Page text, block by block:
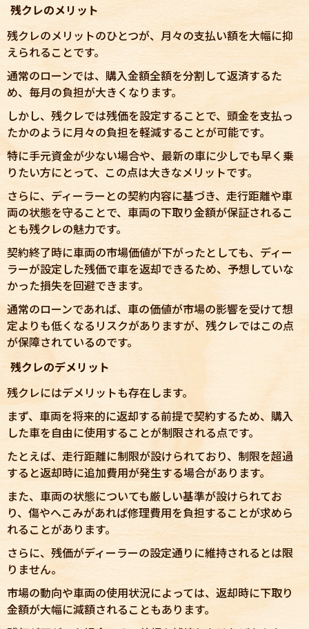
残クレのメリット
残クレのメリットのひとつが、月々の支払い額を大幅に抑
えられることです。
通常のローンでは、購入金額全額を分割して返済するた
め、毎月の負担が大きくなります。
しかし、残クレでは残価を設定することで、頭金を支払っ
たかのように月々の負担を軽減することが可能です。
特に手元資金が少ない場合や、最新の車に少しでも早く乗
りたい方にとって、この点は大きなメリットです。
さらに、ディーラーとの契約内容に基づき、走行距離や車
両の状態を守ることで、車両の下取り金額が保証されるこ
とも残クレの魅力です。
契約終了時に車両の市場価値が下がったとしても、ディー
ラーが設定した残価で車を返却できるため、予想していな
かった損失を回避できます。
通常のローンであれば、車の価値が市場の影響を受けて想
定よりも低くなるリスクがありますが、残クレではこの点
が保障されているのです。
残クレのデメリット
残クレにはデメリットも存在します。
まず、車両を将来的に返却する前提で契約するため、購入
した車を自由に使用することが制限される点です。
たとえば、走行距離に制限が設けられており、制限を超過
すると返却時に追加費用が発生する場合があります。
また、車両の状態についても厳しい基準が設けられてお
り、傷やへこみがあれば修理費用を負担することが求めら
れることがあります。
さらに、残価がディーラーの設定通りに維持されるとは限
りません。
市場の動向や車両の使用状況によっては、返却時に下取り
金額が大幅に減額されることもあります。